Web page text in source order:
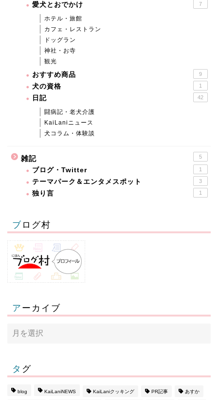
愛犬とおでかけ 7
ホテル・旅館
カフェ・レストラン
ドッグラン
神社・お寺
観光
おすすめ商品 9
犬の資格 1
日記 42
闘病記・老犬介護
KaiLaniニュース
犬コラム・体験談
雑記 5
ブログ・Twitter 1
テーマパーク＆エンタメスポット 3
独り言 1
ブログ村
アーカイブ
タグ
blog KaiLaniNEWS KaiLaniクッキング PR記事 あすか